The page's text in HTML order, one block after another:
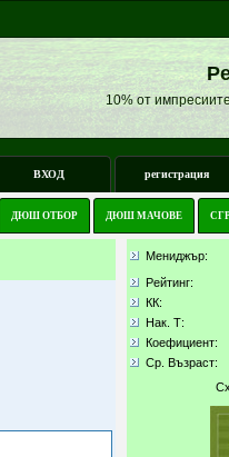
10% от
ВХОД регистрация
ДЮШ ОТБОР ДЮШ МАЧОВЕ
Мениджър:
Рейтинг:
КК:
Нак. Т:
Коефициент:
Ср. Възраст: